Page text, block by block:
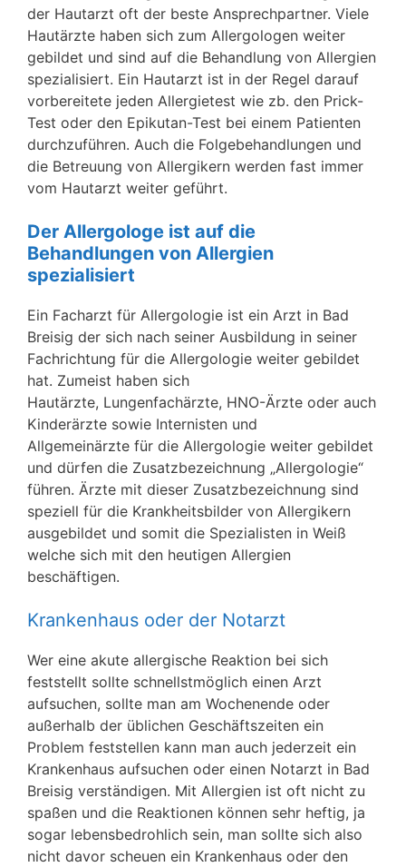
der Hautarzt oft der beste Ansprechpartner. Viele
Hautärzte haben sich zum Allergologen weiter
gebildet und sind auf die Behandlung von Allergien
spezialisiert. Ein Hautarzt ist in der Regel darauf
vorbereitete jeden Allergietest wie zb. den Prick-
Test oder den Epikutan-Test bei einem Patienten
durchzuführen. Auch die Folgebehandlungen und
die Betreuung von Allergikern werden fast immer
vom Hautarzt weiter geführt.
Der Allergologe ist auf die
Behandlungen von Allergien
spezialisiert
Ein Facharzt für Allergologie ist ein Arzt in Bad
Breisig der sich nach seiner Ausbildung in seiner
Fachrichtung für die Allergologie weiter gebildet
hat. Zumeist haben sich
Hautärzte, Lungenfachärzte, HNO-Ärzte oder auch
Kinderärzte sowie Internisten und
Allgemeinärzte für die Allergologie weiter gebildet
und dürfen die Zusatzbezeichnung „Allergologie“
führen. Ärzte mit dieser Zusatzbezeichnung sind
speziell für die Krankheitsbilder von Allergikern
ausgebildet und somit die Spezialisten in Weiß
welche sich mit den heutigen Allergien
beschäftigen.
Krankenhaus oder der Notarzt
Wer eine akute allergische Reaktion bei sich
feststellt sollte schnellstmöglich einen Arzt
aufsuchen, sollte man am Wochenende oder
außerhalb der üblichen Geschäftszeiten ein
Problem feststellen kann man auch jederzeit ein
Krankenhaus aufsuchen oder einen Notarzt in Bad
Breisig verständigen. Mit Allergien ist oft nicht zu
spaßen und die Reaktionen können sehr heftig, ja
sogar lebensbedrohlich sein, man sollte sich also
nicht davor scheuen ein Krankenhaus oder den